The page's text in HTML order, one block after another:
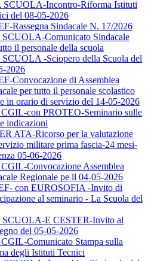
SCUOLA-Incontro-Riforma Istituti
del 08-05-2026
Rassegna Sindacale N. 17/2026
Comunicato Sindacale
il personale della scuola
-Sciopero della Scuola del
2026
Convocazione di Assemblea
per tutto il personale scolastico
in orario di servizio del 14-05-2026
con PROTEO-Seminario sulle
indicazioni
ATA-Ricorso per la valutazione
militare prima fascia-24 mesi-
05-06-2026
Convocazione Assemblea
Regionale pe il 04-05-2026
con EUROSOFIA -Invito di
al seminario - La Scuola del
SCUOLA-E CESTER-Invito al
del 05-05-2026
Comunicato Stampa sulla
degli Istituti Tecnici